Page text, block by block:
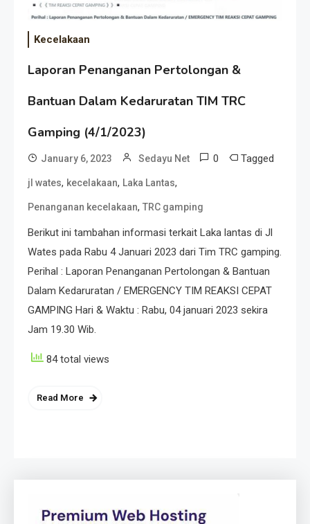
Kecelakaan
Laporan Penanganan Pertolongan &
Bantuan Dalam Kedaruratan TIM TRC
Gamping (4/1/2023)
January 6, 2023 Sedayu Net 0 Tagged
jl wates, kecelakaan, Laka Lantas,
Penanganan kecelakaan, TRC gamping
Berikut ini tambahan informasi terkait Laka lantas di Jl
Wates pada Rabu 4 Januari 2023 dari Tim TRC gamping.
Perihal : Laporan Penanganan Pertolongan & Bantuan
Dalam Kedaruratan / EMERGENCY TIM REAKSI CEPAT
GAMPING Hari & Waktu : Rabu, 04 januari 2023 sekira
Jam 19.30 Wib.
84 total views
Read More